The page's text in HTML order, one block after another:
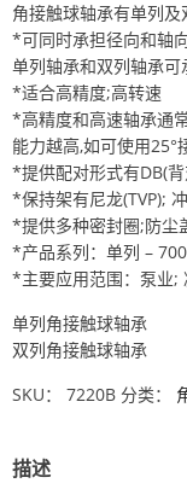
角接触球轴承有单列及
*可同时承担径向和轴
单列轴承和双列轴承
*适合高精度;高转速
*高精度和高速轴承通
能力越高,如可使用25°
*提供配对形式有DB(
*保持架有尼龙(TVP);
*提供多种密封圈;防尘
*产品系列：单列 –
*主要应用范围：泵业;
单列角接触球轴承
双列角接触球轴承
SKU： 7220B 分类：
描述